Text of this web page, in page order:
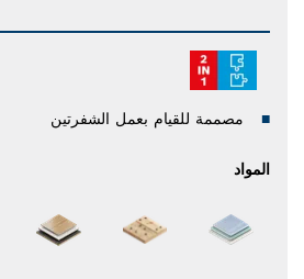
مصممة للقيام بعمل الشفرتين
المواد